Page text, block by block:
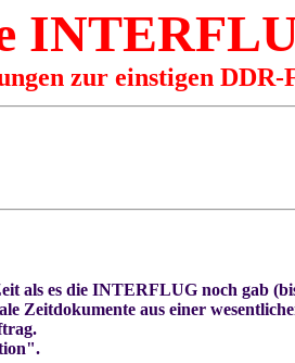
zur einstigen DDR-
als es die INTERFLUG noch gab
Zeitdokumente aus einer